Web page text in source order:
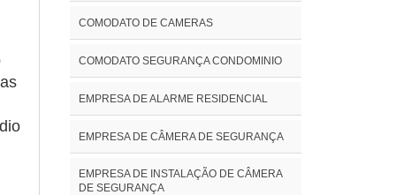
COMODATO DE CAMERAS
COMODATO SEGURANÇA CONDOMINIO
EMPRESA DE ALARME RESIDENCIAL
EMPRESA DE CÂMERA DE SEGURANÇA
EMPRESA DE INSTALAÇÃO DE CÂMERA
DE SEGURANÇA